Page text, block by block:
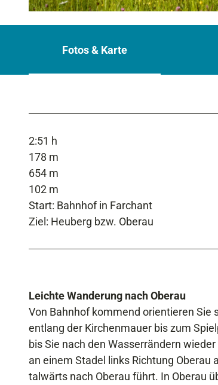
Fotos & Karte
2:51 h
178 m
654 m
102 m
Start: Bahnhof in Farchant
Ziel: Heuberg bzw. Oberau
Leichte Wanderung nach Oberau
Von Bahnhof kommend orientieren Sie
entlang der Kirchenmauer bis zum
bis Sie nach den Wasserrändern
an einem Stadel links Richtung
talwärts nach Oberau führt. In Oberau